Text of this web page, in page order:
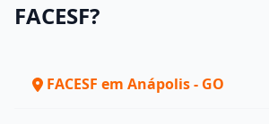
FACESF?
FACESF em Anápolis - GO